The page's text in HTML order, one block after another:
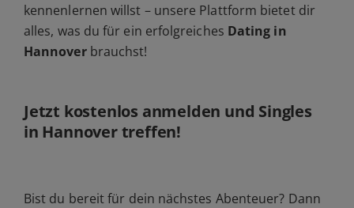
kennenlernen willst – unsere Plattform bietet dir
alles, was du für ein erfolgreiches Dating in
Hannoverbrauchst!
Jetzt kostenlos anmelden und Singles
in Hannover treffen!
Bist du bereit für dein nächstes Abenteuer? Dann